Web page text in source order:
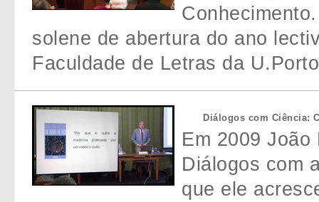
solene de abertura do ano
Faculdade de Letras da
Diálogos com Ciência:
Em 2009 João
Diálogos com
que ele